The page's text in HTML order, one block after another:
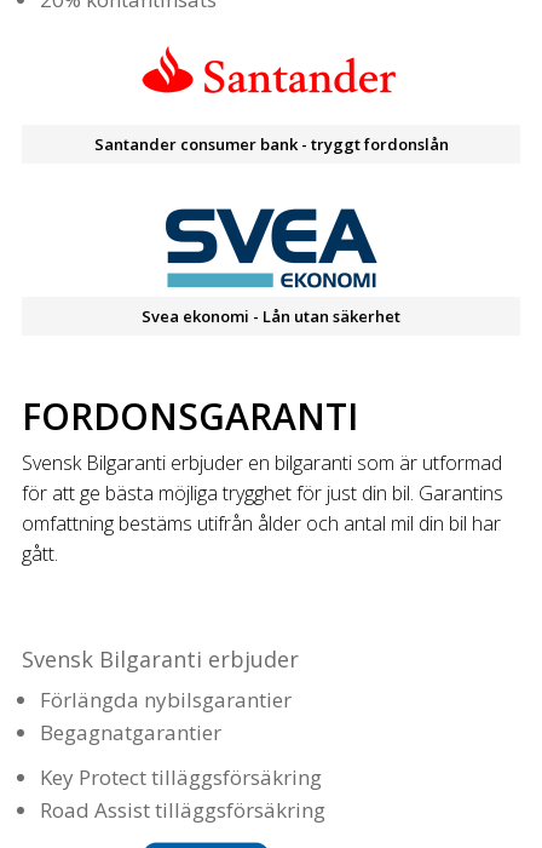
Santander consumer bank - tryggt fordonslån
Svea ekonomi - Lån utan säkerhet
FORDONSGARANTI
Svensk Bilgaranti erbjuder en bilgaranti som är utformad
för att ge bästa möjliga trygghet för just din bil. Garantins
omfattning bestäms utifrån ålder och antal mil din bil har
gått.
Svensk Bilgaranti erbjuder
Förlängda nybilsgarantier
Begagnatgarantier
Key Protect tilläggsförsäkring
Road Assist tilläggsförsäkring